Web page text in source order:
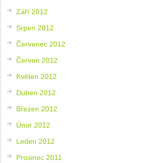
Září 2012
Srpen 2012
Červenec 2012
Červen 2012
Květen 2012
Duben 2012
Březen 2012
Únor 2012
Leden 2012
Prosinec 2011